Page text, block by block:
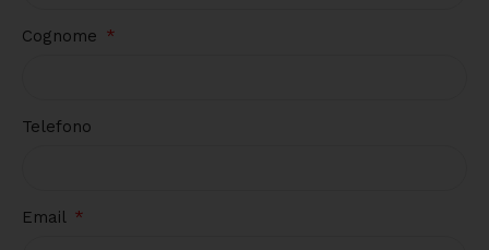
Cognome
Telefono
Email